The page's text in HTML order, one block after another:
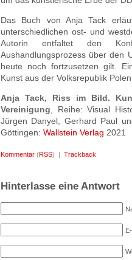
Das Buch von Anja Tack
unterschiedlichen ost- und
Autorin entfaltet den
Aushandlungsprozess über den
heute noch fortzusetzen gilt.
Kunst aus der Volksrepublik
Anja Tack, Riss im Bild.
Vereinigung , Reihe: Visual
Jürgen Danyel, Gerhard Paul
Göttingen: Wallstein Verlag 2021
Kommentar (RSS) | Trackback
Hinterlasse eine Antwort